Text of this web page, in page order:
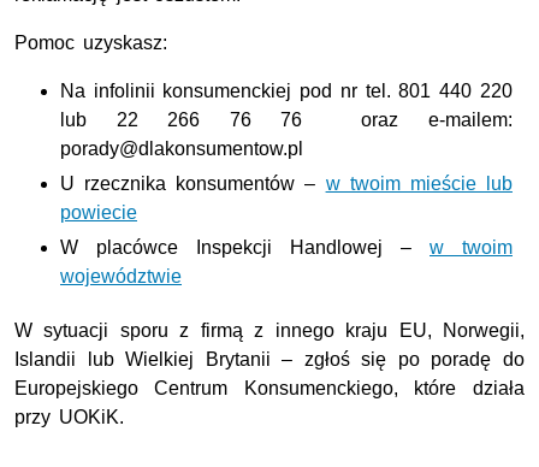
Pomoc uzyskasz:
Na infolinii konsumenckiej pod nr tel. 801 440 220
lub 22 266 76 76 oraz e-mailem:
porady@dlakonsumentow.pl
U rzecznika konsumentów – w twoim mieście lub
powiecie
W placówce Inspekcji Handlowej – w twoim
województwie
W sytuacji sporu z firmą z innego kraju EU, Norwegii,
Islandii lub Wielkiej Brytanii – zgłoś się po poradę do
Europejskiego Centrum Konsumenckiego, które działa
przy UOKiK.